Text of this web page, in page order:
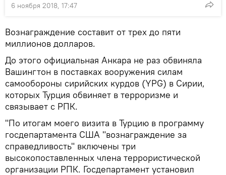
6 ноября 2018, 17:47
Вознаграждение составит от трех до пяти
миллионов долларов.
До этого официальная Анкара не раз обвиняла
Вашингтон в поставках вооружения силам
самообороны сирийских курдов (YPG) в Сирии,
которых Турция обвиняет в терроризме и
связывает с РПК.
"По итогам моего визита в Турцию в программу
госдепартамента США "вознаграждение за
справедливость" включены три
высокопоставленных члена террористической
организации РПК. Госдепартамент установил